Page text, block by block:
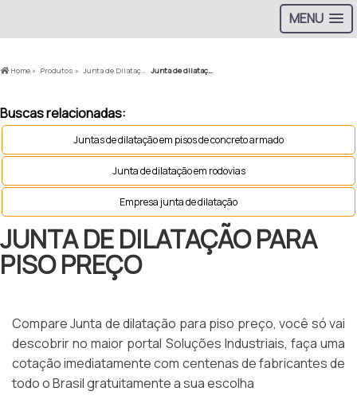
MENU
Home » Produtos » Junta de Dilatação em Rodovias » Junta de dilatação para piso preço
Buscas relacionadas:
Juntas de dilatação em pisos de concreto armado
Junta de dilatação em rodovias
Empresa junta de dilatação
JUNTA DE DILATAÇÃO PARA
PISO PREÇO
Compare Junta de dilatação para piso preço, você só vai
descobrir no maior portal Soluções Industriais, faça uma
cotação imediatamente com centenas de fabricantes de
todo o Brasil gratuitamente a sua escolha